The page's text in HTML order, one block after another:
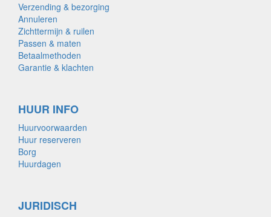
Verzending & bezorging
Annuleren
Zichttermijn & ruilen
Passen & maten
Betaalmethoden
Garantie & klachten
HUUR INFO
Huurvoorwaarden
Huur reserveren
Borg
Huurdagen
JURIDISCH